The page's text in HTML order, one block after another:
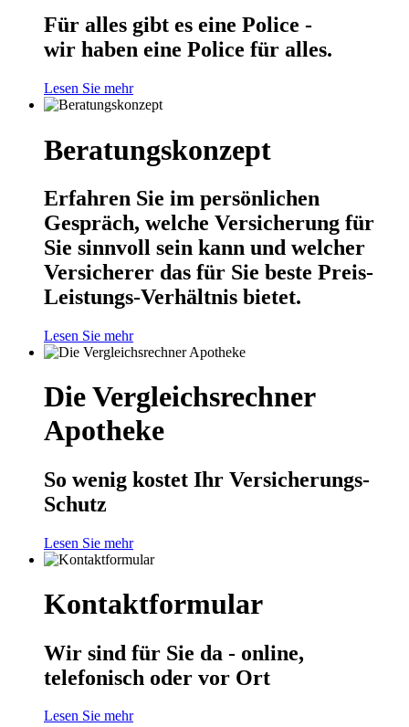
Für alles gibt es eine Police -
wir haben eine Police für alles.
Lesen Sie mehr
Beratungskonzept
Erfahren Sie im persönlichen
Gespräch, welche Versicherung für
Sie sinnvoll sein kann und welcher
Versicherer das für Sie beste Preis-
Leistungs-Verhältnis bietet.
Lesen Sie mehr
Die Vergleichsrechner
Apotheke
So wenig kostet Ihr Versicherungs-
Schutz
Lesen Sie mehr
Kontaktformular
Wir sind für Sie da - online,
telefonisch oder vor Ort
Lesen Sie mehr